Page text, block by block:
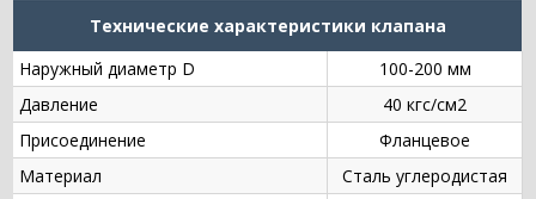
Технические характеристики клапана
Наружный диаметр D
100-200 мм
Давление
40 кгс/см2
Присоединение
Фланцевое
Материал
Сталь углеродистая